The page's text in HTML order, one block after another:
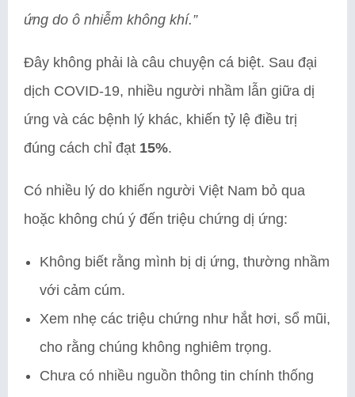
ứng do ô nhiễm không khí.”
Đây không phải là câu chuyện cá biệt. Sau đại
dịch COVID-19, nhiều người nhầm lẫn giữa dị
ứng và các bệnh lý khác, khiến tỷ lệ điều trị
đúng cách chỉ đạt 15%.
Có nhiều lý do khiến người Việt Nam bỏ qua
hoặc không chú ý đến triệu chứng dị ứng:
Không biết rằng mình bị dị ứng, thường nhầm
với cảm cúm.
Xem nhẹ các triệu chứng như hắt hơi, sổ mũi,
cho rằng chúng không nghiêm trọng.
Chưa có nhiều nguồn thông tin chính thống